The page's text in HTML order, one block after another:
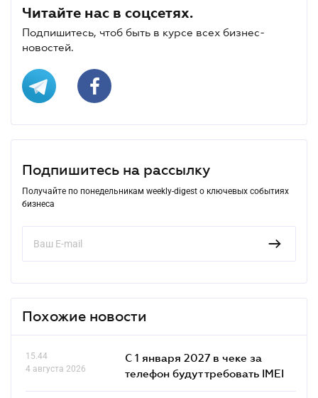
Читайте нас в соцсетях.
Подпишитесь, чтоб быть в курсе всех бизнес-
новостей.
Подпишитесь на рассылку
Получайте по понедельникам weekly-digest о ключевых событиях
бизнеса
Похожие новости
15.44
4 августа 2026
С 1 января 2027 в чеке за
телефон будут требовать IMEI